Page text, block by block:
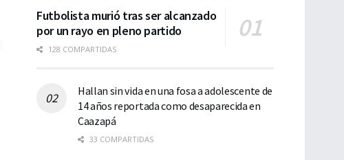
Futbolista murió tras ser alcanzado
por un rayo en pleno partido
128 COMPARTIDAS
Hallan sin vida en una fosa a adolescente de
14 años reportada como desaparecida en
Caazapá
33 COMPARTIDAS